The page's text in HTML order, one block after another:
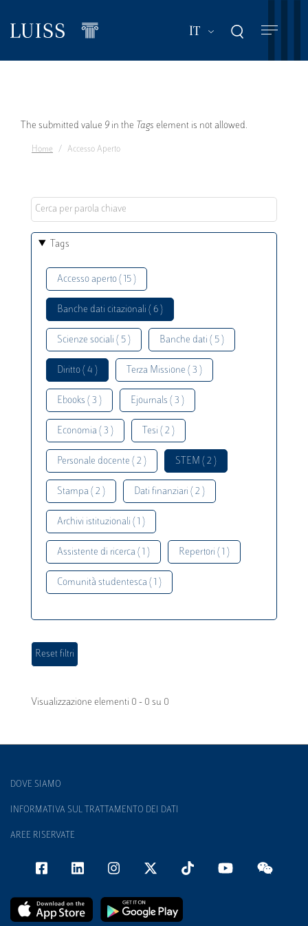
contenuto
IT Mostra ulteriori
Messaggio
di
The submitted value 9 in the Tags element is not allowed.
Home Accesso Aperto
Tags
Accesso aperto ( 15 )
Banche dati citazionali ( 6 )
Scienze sociali ( 5 ) Banche dati ( 5 )
Diritto ( 4 ) Terza Missione ( 3 )
Ebooks ( 3 ) Ejournals ( 3 )
Economia ( 3 ) Tesi ( 2 )
Personale docente ( 2 ) STEM ( 2 )
Stampa ( 2 ) Dati finanziari ( 2 )
Archivi istituzionali ( 1 )
Assistente di ricerca ( 1 ) Repertori ( 1 )
Comunità studentesca ( 1 )
Visualizzazione elementi 0 - 0 su 0
DOVE SIAMO
INFORMATIVA SUL TRATTAMENTO DEI DATI
AREE RISERVATE